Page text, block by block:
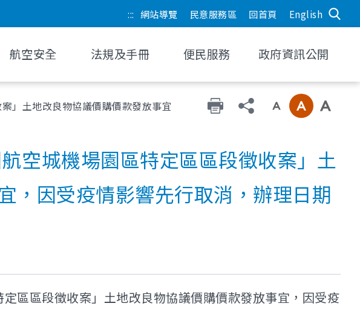
::: 網站導覽 民意服務區 回首頁 English
航空安全 法規及手冊 便民服務 政府資訊公開
」土地改良物協議價購價款發放事宜，因受疫情影響先行取消，辦理日期另行
空城機場園區特定區區段徵收案」土
，因受疫情影響先行取消，辦理日期
區區段徵收案」土地改良物協議價購價款發放事宜，因受疫